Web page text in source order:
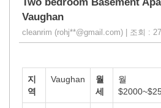
Vaughan
cleanrim (rohj**@gmail.com) | 조회 :
지
역
Vaughan
월
세
월